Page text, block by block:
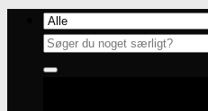
Fortsæt
indhold
Søg
efter: